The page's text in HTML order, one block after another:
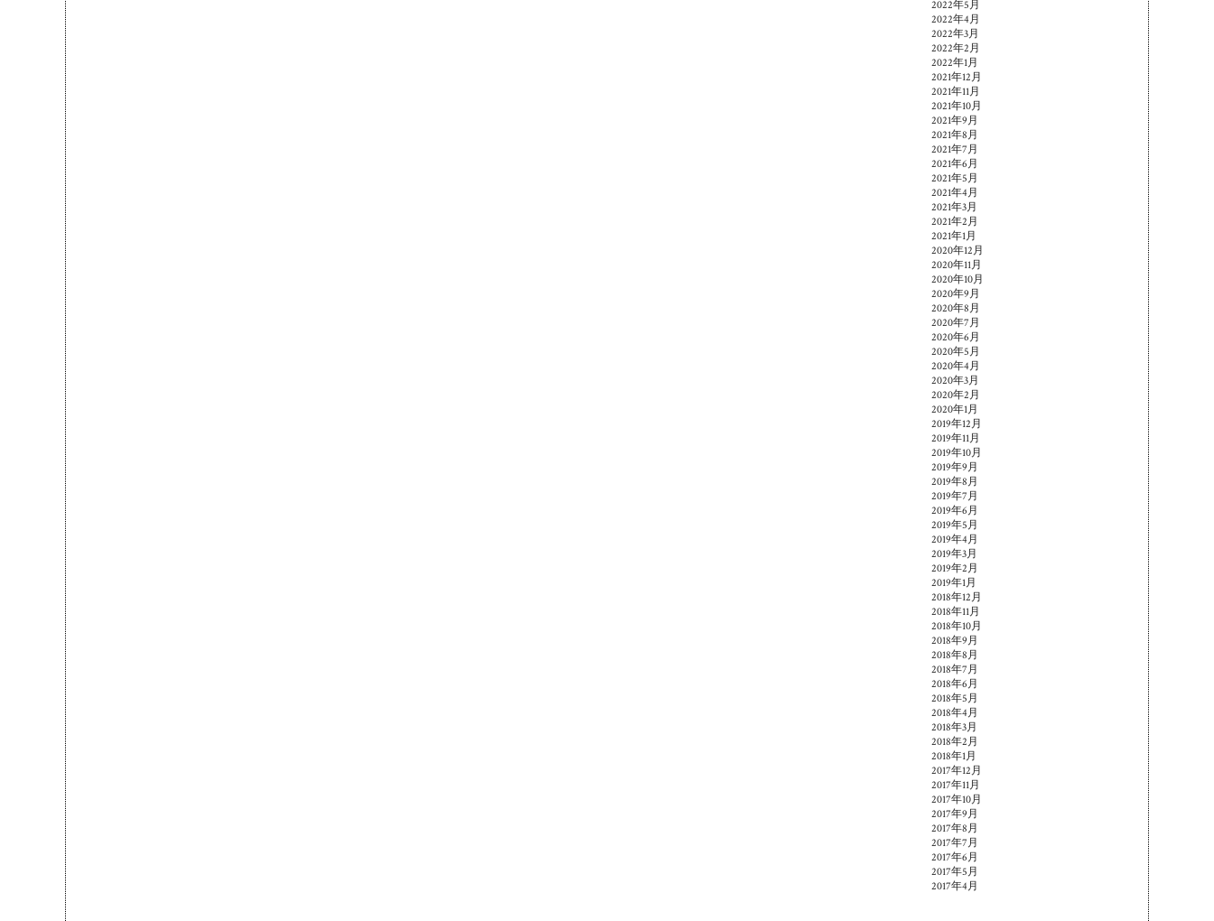
2022年5月
2022年4月
2022年3月
2022年2月
2022年1月
2021年12月
2021年11月
2021年10月
2021年9月
2021年8月
2021年7月
2021年6月
2021年5月
2021年4月
2021年3月
2021年2月
2021年1月
2020年12月
2020年11月
2020年10月
2020年9月
2020年8月
2020年7月
2020年6月
2020年5月
2020年4月
2020年3月
2020年2月
2020年1月
2019年12月
2019年11月
2019年10月
2019年9月
2019年8月
2019年7月
2019年6月
2019年5月
2019年4月
2019年3月
2019年2月
2019年1月
2018年12月
2018年11月
2018年10月
2018年9月
2018年8月
2018年7月
2018年6月
2018年5月
2018年4月
2018年3月
2018年2月
2018年1月
2017年12月
2017年11月
2017年10月
2017年9月
2017年8月
2017年7月
2017年6月
2017年5月
2017年4月